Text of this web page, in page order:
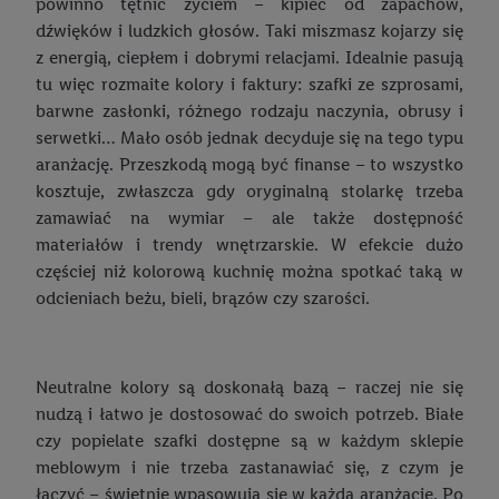
W5
Crivit
esmara®
Livarno Home
Termorobot MC Smart
PARKSIDE®
Silvercrest
Home staging – kurs na owocną sprzedaż mieszkania
Rodzaje kieliszków i szklanek – co z czego pić?
Znajdź swój idealny materac i śpij wygodnie
Jaką kołdrę wybrać?
Flanela – materiał, który otuli Cię do snu
Pościel - rodzaje, materiały, jak wybrać odpowiednią?
Klimatyzator – jak go wybrać i na co zwracać uwagę przy
zakupie?
Oświetlenie ogrodowe: lampy ogrodowe, ich rodzaje, cechy -
jak wybrać?
Meble ogrodowe
Blender: ręczny czy kielichowy? Jaki wybrać?
Domowe koktajle i soki – jaki sprzęt wybrać?
Urządzenia kuchenne, które mogą przydać się w każdym domu!
Dobre noże kuchenne – jak wybrać i jak o nie dbać?
Prawidłowe nakrycie stołu
Żeliwne naczynia – czy warto je mieć
Jaka patelnia jest najlepsza? Sprawdź różne rodzaje
Pastelowy kolor AGD – odmień swoją kuchnię
Arabica czy Robusta - który gatunek kawy wybrać?
Jak zrobić kawę jak z kawiarni w zaciszu domowym?
dźwięków i ludzkich głosów. Taki miszmasz kojarzy się
z energią, ciepłem i dobrymi relacjami. Idealnie pasują
tu więc rozmaite kolory i faktury: szafki ze szprosami,
barwne zasłonki, różnego rodzaju naczynia, obrusy i
serwetki… Mało osób jednak decyduje się na tego typu
aranżację. Przeszkodą mogą być finanse – to wszystko
kosztuje, zwłaszcza gdy oryginalną stolarkę trzeba
zamawiać na wymiar – ale także dostępność
materiałów i trendy wnętrzarskie. W efekcie dużo
częściej niż kolorową kuchnię można spotkać taką w
odcieniach beżu, bieli, brązów czy szarości.
Neutralne kolory są doskonałą bazą – raczej nie się
nudzą i łatwo je dostosować do swoich potrzeb. Białe
czy popielate szafki dostępne są w każdym sklepie
meblowym i nie trzeba zastanawiać się, z czym je
łączyć – świetnie wpasowują się w każdą aranżację. Po